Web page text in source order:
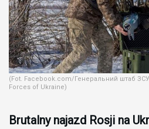
(Fot. Facebook.com/Генеральний штаб
Forces of Ukraine)
Brutalny najazd Rosji na